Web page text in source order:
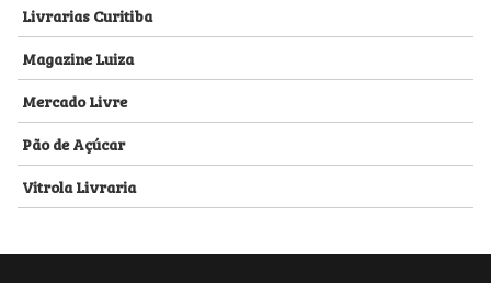
Livrarias Curitiba
Magazine Luiza
Mercado Livre
Pão de Açúcar
Vitrola Livraria